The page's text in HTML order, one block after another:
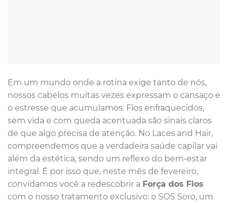
Em um mundo onde a rotina exige tanto de nós,
nossos cabelos muitas vezes expressam o cansaço e
o estresse que acumulamos. Fios enfraquecidos,
sem vida e com queda acentuada são sinais claros
de que algo precisa de atenção. No Laces and Hair,
compreendemos que a verdadeira saúde capilar vai
além da estética, sendo um reflexo do bem-estar
integral. É por isso que, neste mês de fevereiro,
convidamos você a redescobrir a Força dos Fios
com o nosso tratamento exclusivo: o SOS Soro, um